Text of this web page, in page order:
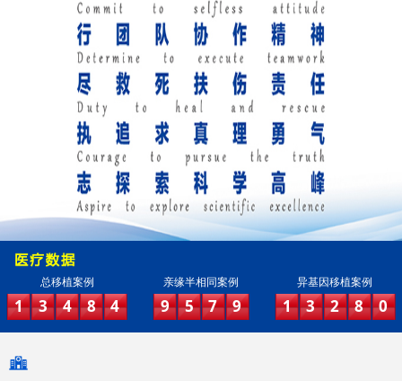
总移植案例
1 3 4 8 4
亲缘半相同案例
9 5 7 9
异基因移植案例
1 3 2 8 0